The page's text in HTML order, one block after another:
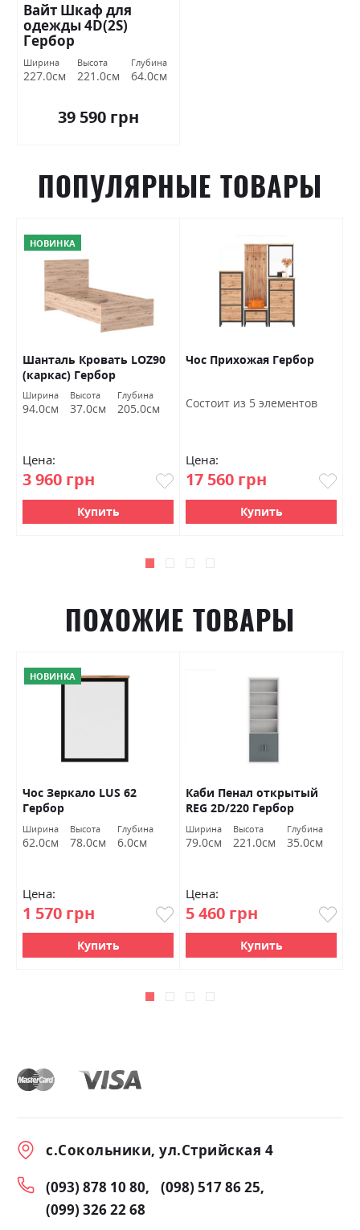
Вайт Шкаф для
одежды 4D(2S)
Гербор
Ширина
227.0см
Высота
221.0см
Глубина
64.0см
39 590 грн
ПОПУЛЯРНЫЕ ТОВАРЫ
НОВИНКА
Шанталь Кровать LOZ90
(каркас) Гербор
Ширина
94.0см
Высота
37.0см
Глубина
205.0см
Цена:
3 960 грн
Купить
Чос Прихожая Гербор
Состоит из 5 элементов
Цена:
17 560 грн
Купить
ПОХОЖИЕ ТОВАРЫ
НОВИНКА
Чос Зеркало LUS 62
Гербор
Ширина
62.0см
Высота
78.0см
Глубина
6.0см
Цена:
1 570 грн
Купить
Каби Пенал открытый
REG 2D/220 Гербор
Ширина
79.0см
Высота
221.0см
Глубина
35.0см
Цена:
5 460 грн
Купить
с.Сокольники, ул.Стрийская 4
(093) 878 10 80
(098) 517 86 25
(099) 326 22 68